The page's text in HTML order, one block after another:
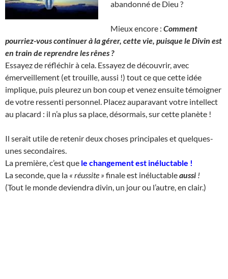
abandonné de Dieu ?
Mieux encore : Comment
pourriez-vous continuer à la gérer, cette vie, puisque le Divin est
en train de reprendre les rênes ?
Essayez de réfléchir à cela. Essayez de découvrir, avec
émerveillement (et trouille, aussi !) tout ce que cette idée
implique, puis pleurez un bon coup et venez ensuite témoigner
de votre ressenti personnel. Placez auparavant votre intellect
au placard : il n’a plus sa place, désormais, sur cette planète !
Il serait utile de retenir deux choses principales et quelques-
unes secondaires.
La première, c’est que le changement est inéluctable !
La seconde, que la « réussite » finale est inéluctableaussi !
(Tout le monde deviendra divin, un jour ou l’autre, en clair.)